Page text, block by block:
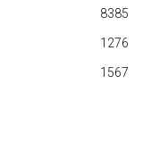
8385
1276
1567